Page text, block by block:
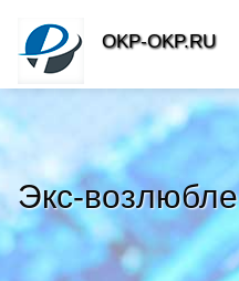
Экс-
OKP-OKP.RU